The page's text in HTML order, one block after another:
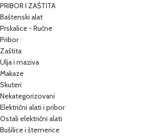
PRIBOR I ZAŠTITA
Baštenski alat
Prskalice - Ručne
Pribor
Zaštita
Ulja i maziva
Makaze
Skuteri
Nekategorizovani
Električni alati i pribor
Ostali električni alati
Bušilice i štemerice